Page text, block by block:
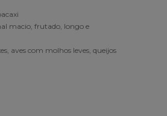
macio, frutado, longo e
aves com molhos leves, queijos